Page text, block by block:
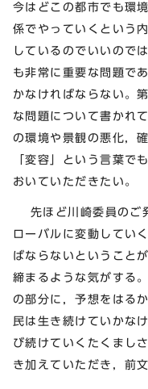
今はどこの都市でも環
係でやっていくという
しているのでいいので
も非常に重要な問題で
かなければならない。
な問題について書かれ
の環境や景観の悪化，
「変容」という言葉で
おいていただきたい。
先ほど川崎委員のご
ローバルに変動してい
ばならないということ
締まるような気がする
の部分に，予想をはる
民は生き続けていかな
び続けていくたくまし
き加えていただき，前